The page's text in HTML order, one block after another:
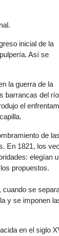
inicial de la
Así se
la guerra de la
barrancas del
el
de las
En 1821, los
elegían
propuestos.
se
y se imponen
en el siglo